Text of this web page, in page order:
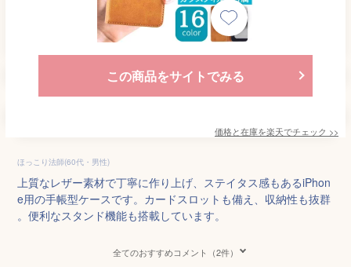
この商品をサイトでみる
価格と在庫を楽天でチェック >>
ほっこり法師(60代・男性)
上質なレザー素材で丁寧に作り上げ、ステイタス感もあるiPhon
e用の手帳型ケースです。カードスロットも備え、収納性も抜群
。便利なスタンド機能も搭載しています。
全てのおすすめコメント（2件）